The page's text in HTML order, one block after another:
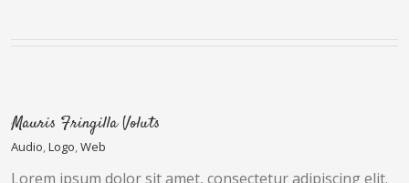
Mauris Fringilla Voluts
Audio,Logo,Web
Lorem ipsum dolor sit amet, consectetur adipiscing elit.